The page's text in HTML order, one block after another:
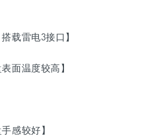
载雷电3接口】
面温度较高】
感较好】